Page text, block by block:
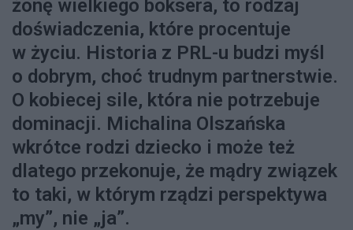
żonę wielkiego boksera, to rodzaj
doświadczenia, które procentuje
w życiu. Historia z PRL-u budzi myśl
o dobrym, choć trudnym partnerstwie.
O kobiecej sile, która nie potrzebuje
dominacji. Michalina Olszańska
wkrótce rodzi dziecko i może też
dlatego przekonuje, że mądry związek
to taki, w którym rządzi perspektywa
„my”, nie „ja”.